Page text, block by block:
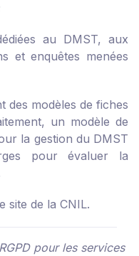
au DMST, aux
et enquêtes menées
des modèles de fiches
un modèle de
la gestion du DMST
pour évaluer la
site de la CNIL.
pour les services